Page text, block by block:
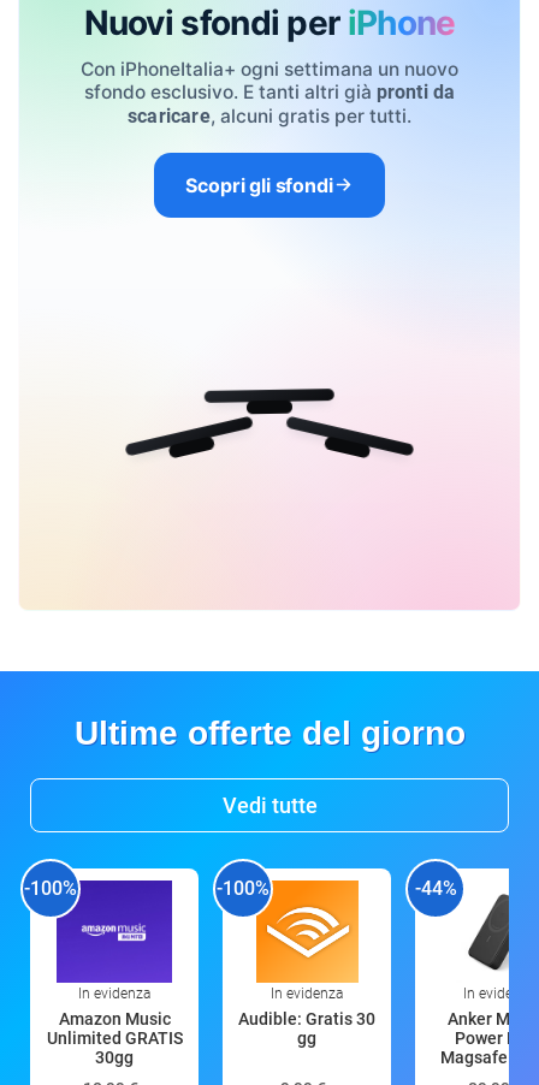
Nuovi sfondi per iPhone
Con iPhoneItalia+ ogni settimana un nuovo
sfondo esclusivo. E tanti altri già pronti da
scaricare, alcuni gratis per tutti.
Scopri gli sfondi
Ultime offerte del giorno
Vedi tutte
-100%
In evidenza
Amazon Music
Unlimited GRATIS
30gg
-100%
In evidenza
Audible: Gratis 30
gg
-44%
In evidenza
Anker
Power
Magsafe